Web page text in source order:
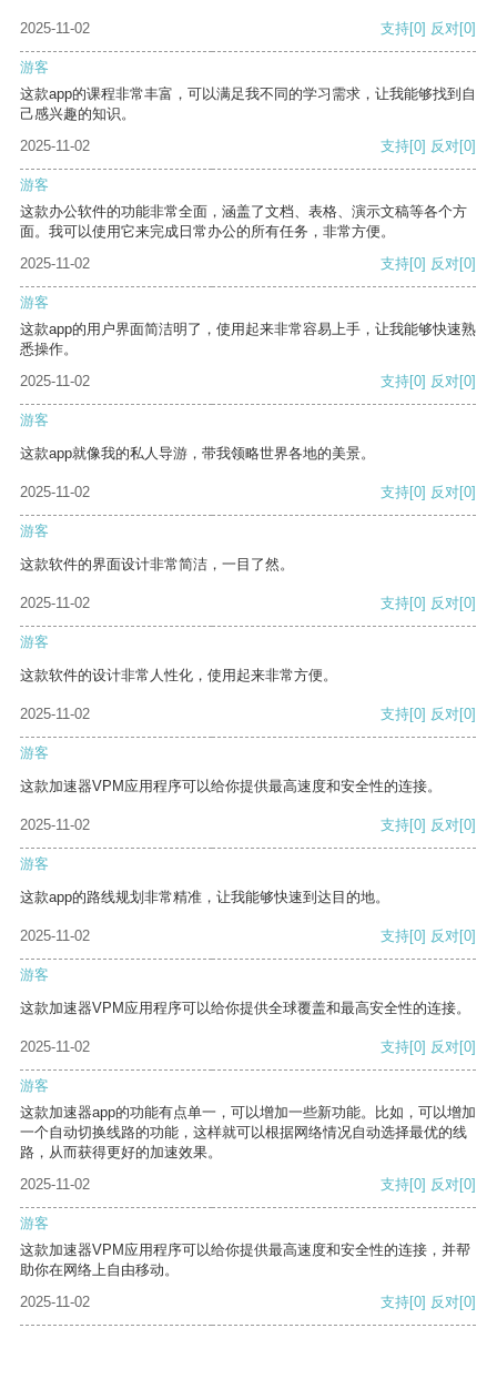
2025-11-02 支持[0] 反对[0]
游客
这款app的课程非常丰富，可以满足我不同的学习需求，让我能够找到自
己感兴趣的知识。
2025-11-02
支持[0] 反对[0]
游客
这款办公软件的功能非常全面，涵盖了文档、表格、演示文稿等各个方
面。我可以使用它来完成日常办公的所有任务，非常方便。
2025-11-02
支持[0] 反对[0]
游客
这款app的用户界面简洁明了，使用起来非常容易上手，让我能够快速熟
悉操作。
2025-11-02
支持[0] 反对[0]
游客
这款app就像我的私人导游，带我领略世界各地的美景。
2025-11-02 支持[0] 反对[0]
游客
这款软件的界面设计非常简洁，一目了然。
2025-11-02 支持[0] 反对[0]
游客
这款软件的设计非常人性化，使用起来非常方便。
2025-11-02 支持[0] 反对[0]
游客
这款加速器VPM应用程序可以给你提供最高速度和安全性的连接。
2025-11-02 支持[0] 反对[0]
游客
这款app的路线规划非常精准，让我能够快速到达目的地。
2025-11-02 支持[0] 反对[0]
游客
这款加速器VPM应用程序可以给你提供全球覆盖和最高安全性的连接。
2025-11-02 支持[0] 反对[0]
游客
这款加速器app的功能有点单一，可以增加一些新功能。比如，可以增加
一个自动切换线路的功能，这样就可以根据网络情况自动选择最优的线
路，从而获得更好的加速效果。
2025-11-02
支持[0] 反对[0]
游客
这款加速器VPM应用程序可以给你提供最高速度和安全性的连接，并帮
助你在网络上自由移动。
2025-11-02
支持[0] 反对[0]